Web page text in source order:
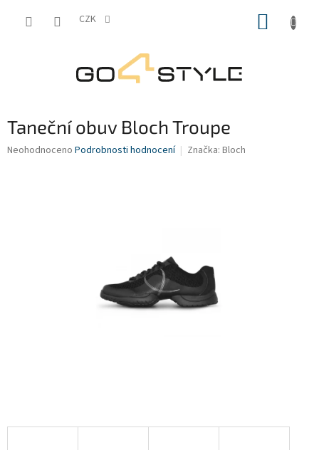
CZK
Taneční obuv Bloch Troupe
Průměrné
Neohodnoceno Podrobnosti hodnocení Značka: Bloch